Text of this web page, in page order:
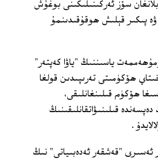
سۆز ئەركىنىلىكىنى بوغۇش
ۋە پىكىر قېلىش ھوقۇقىدىنمۇ
ياسىننىڭ "ياۋا كەپتەر"
ھۆكۈمىتى تەرىپىدىن قولغا
ھۆكۈم قىلىنغانلىقى،
قىلىنىۋاتقانلىقىنىڭ
.
"قەشقەر ئەدەبىياتى" نىڭ